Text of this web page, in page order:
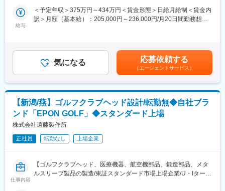
■業務詳細：
・材質、加工内容、要求寸法精度などに沿った適正な刃物の選定
MORI，TC－1000／TAKISAWA）
※製品は軽量ですので、身体的負担の大きい肉体労働はありませ
現在、加工工程では7名のメンバーが協力して業務に取り組んでい
ます。
■入社後の流れ：
入社後は、先輩社員の指導のもと、OJTにて業務を習得していた
だきます。丁寧に指導しますので、安心して業務に取り組むこと
ができます。
■当社・当求人の魅力：
人工関節の市場は米国企業を中心とした寡占的な業界であり、そ
給与
＜予定年収＞375万円～434万円＜賃金形態＞日給月給制＜賃金内
訳＞月額（基本給）：205,000円～236,000円/月20日間勤務想定
手当あり／条件：10分単位※予定年収には通勤手当、住宅手当、
家族手当は含んでおりません。賃金はあくまでも目安の金額であ
り、選考を通じて上下する可能性があります。月給(月額)は固定手
当を含めた表記です。
気になる 応募依頼する
（エージェントサービス）
【新潟/燕】ゴルフクラブヘッド設計/転勤無◆自社ブラ
ンド「EPON GOLF」◆スタンダード上場
株式会社遠藤製作所
正社員 転勤なし 上場企業
仕事内容
【ゴルフクラブヘッド、医療機器、航空機部品、鍛造部品、メタ
ルスリーブ製品の製造/東証スタンダード市場上場企業/U・Iターン